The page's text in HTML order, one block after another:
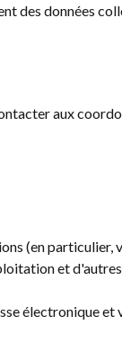
des données
aux
(en
et
électronique et